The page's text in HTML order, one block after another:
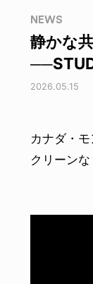
NEWS
静かな
2026.05.15
カナダ・
クリーンな